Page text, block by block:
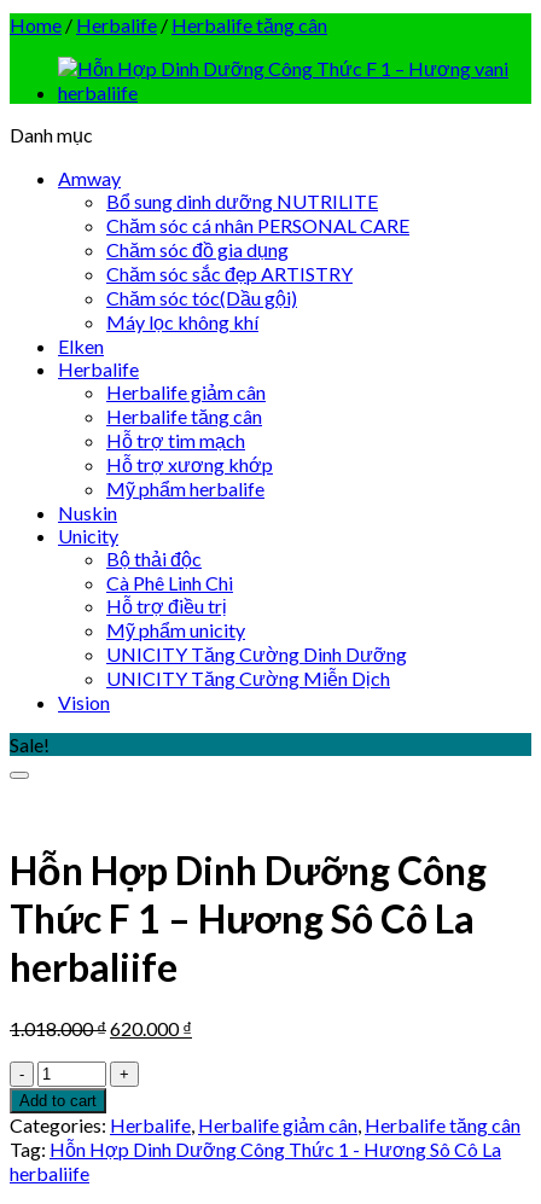
Home / Herbalife / Herbalife tăng cân
Danh mục
Amway
Bổ sung dinh dưỡng NUTRILITE
Chăm sóc cá nhân PERSONAL CARE
Chăm sóc đồ gia dụng
Chăm sóc sắc đẹp ARTISTRY
Chăm sóc tóc(Dầu gội)
Máy lọc không khí
Elken
Herbalife
Herbalife giảm cân
Herbalife tăng cân
Hỗ trợ tim mạch
Hỗ trợ xương khớp
Mỹ phẩm herbalife
Nuskin
Unicity
Bộ thải độc
Cà Phê Linh Chi
Hỗ trợ điều trị
Mỹ phẩm unicity
UNICITY Tăng Cường Dinh Dưỡng
UNICITY Tăng Cường Miễn Dịch
Vision
Sale!
Hỗn Hợp Dinh Dưỡng Công
Thức F 1 – Hương Sô Cô La
herbaliife
1.018.000₫Original
was:
620.000₫
Hỗn
Hợp
Dinh
Dưỡng
Công
Thức
Add to cart
Categories: Herbalife, Herbalife giảm cân, Herbalife tăng cân
Tag: Hỗn Hợp Dinh Dưỡng Công Thức 1 - Hương Sô Cô La
herbaliife